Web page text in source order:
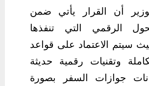
أن القرار يأتي ضمن
الرقمي التي تنفذها
سيتم الاعتماد على قواعد
وتقنيات رقمية حديثة
جوازات السفر بصورة